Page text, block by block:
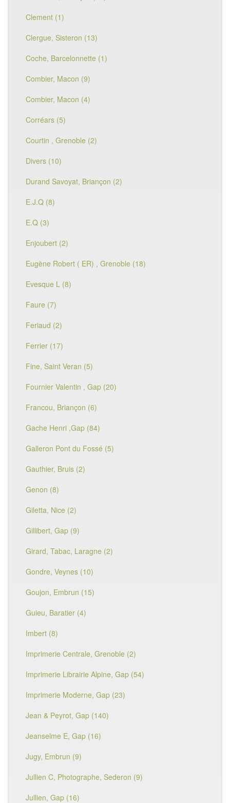
Clement (1)
Clergue, Sisteron (13)
Coche, Barcelonnette (1)
Combier, Macon (9)
Combier, Macon (4)
Corréars (5)
Courtin , Grenoble (2)
Divers (10)
Durand Savoyat, Briançon (2)
E.J.Q (8)
E.Q (3)
Enjoubert (2)
Eugène Robert ( ER) , Grenoble (18)
Evesque L (8)
Faure (7)
Feriaud (2)
Ferrier (17)
Fine, Saint Veran (5)
Fournier Valentin , Gap (20)
Francou, Briançon (6)
Gache Henri ,Gap (84)
Galleron Pont du Fossé (5)
Gauthier, Bruis (2)
Genon (8)
Giletta, Nice (2)
Gillibert, Gap (9)
Girard, Tabac, Laragne (2)
Gondre, Veynes (10)
Goujon, Embrun (15)
Guieu, Baratier (4)
Imbert (8)
Imprimerie Centrale, Grenoble (2)
Imprimerie Librairie Alpine, Gap (54)
Imprimerie Moderne, Gap (23)
Jean & Peyrot, Gap (140)
Jeanselme E, Gap (16)
Jugy, Embrun (9)
Jullien C, Photographe, Sederon (9)
Jullien, Gap (16)